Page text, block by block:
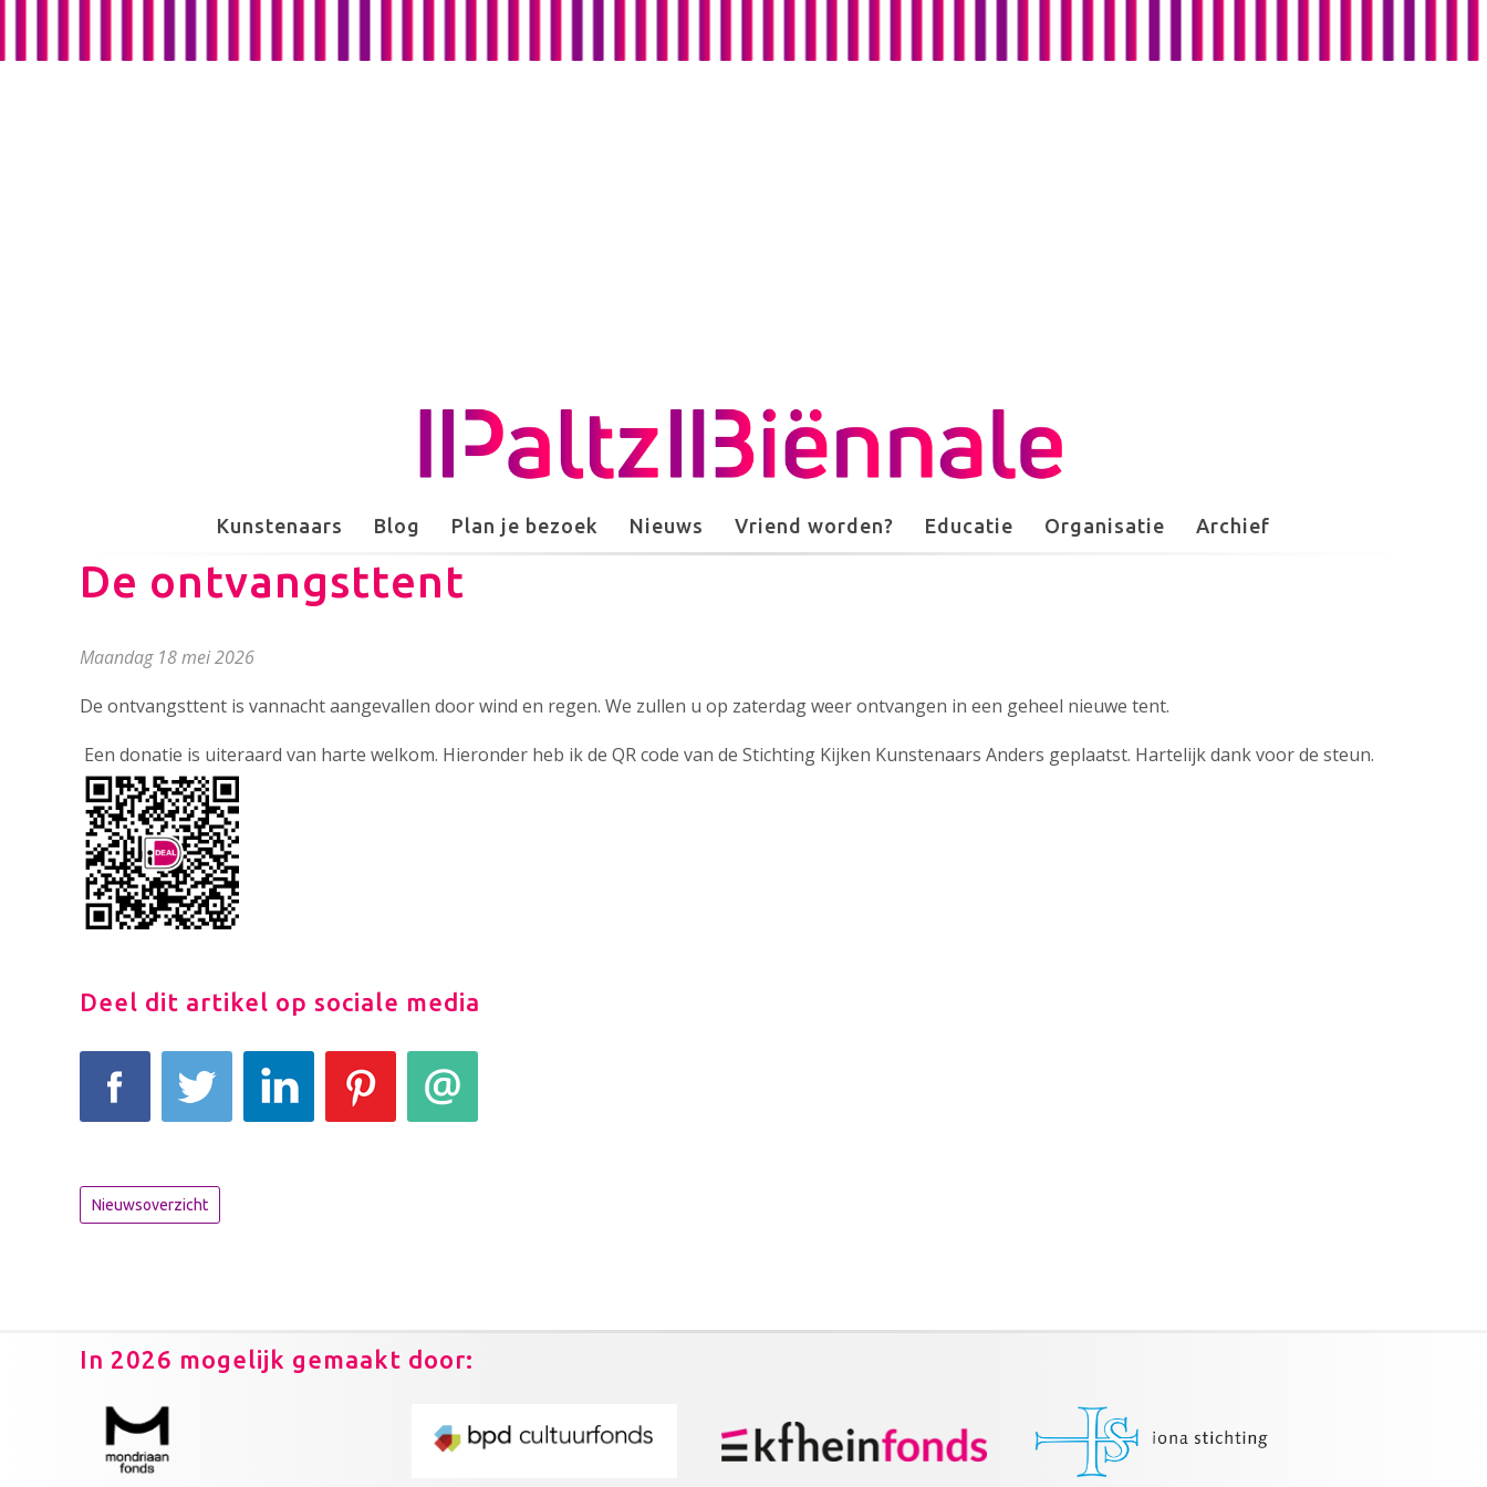
Kunstenaars Blog Plan je bezoek Nieuws Vriend worden? Educatie Organisatie Archief
De ontvangsttent
maandag 18 mei 2026
De ontvangsttent is vannacht aangevallen door wind en regen. We zullen u op zaterdag weer ontvangen in een geheel nieuwe tent.
Een donatie is uiteraard van harte welkom. Hieronder heb ik de QR code van de Stichting Kijken Kunstenaars Anders geplaatst. Hartelijk dank voor de steun.
Deel dit artikel op sociale media
Nieuwsoverzicht
In 2026 mogelijk gemaakt door: